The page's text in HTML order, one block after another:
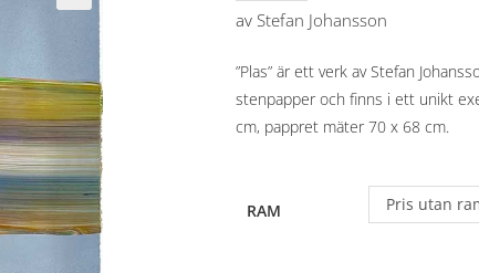
av Stefan Johansson
”Plas” är ett verk av Stefan
stenpapper och finns i ett unikt
cm, pappret mäter 70 x 68 cm.
RAM Pris utan